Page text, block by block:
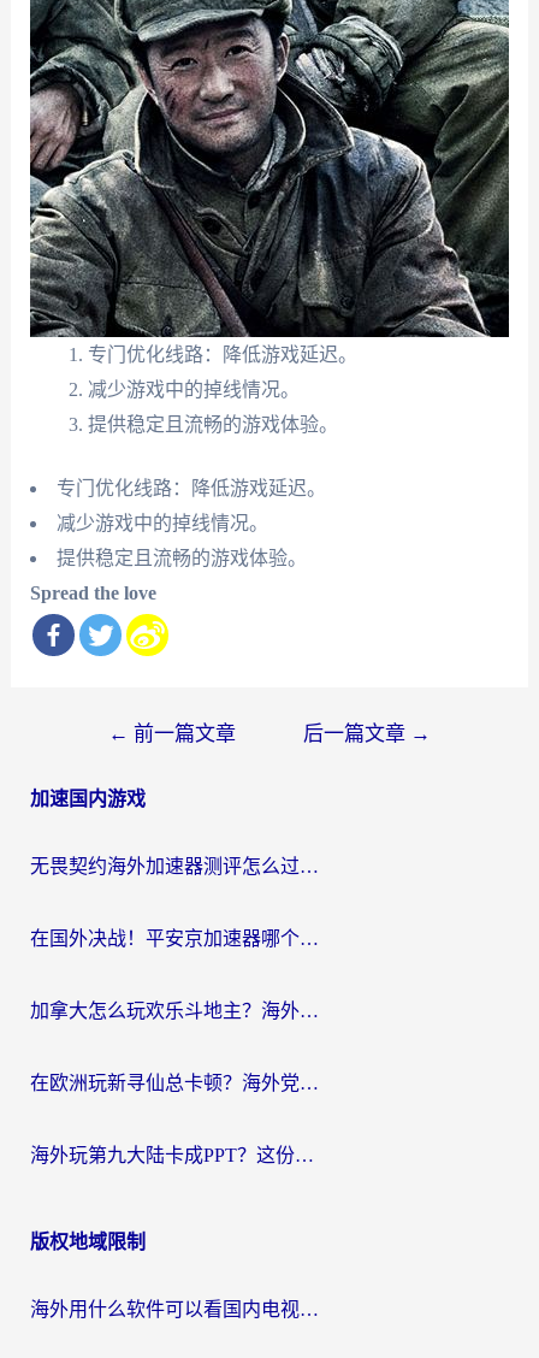
专门优化线路：降低游戏延迟。
减少游戏中的掉线情况。
提供稳定且流畅的游戏体验。
专门优化线路：降低游戏延迟。
减少游戏中的掉线情况。
提供稳定且流畅的游戏体验。
Spread the love
导
← 前一篇文章 后一篇文章 →
加速国内游戏
无畏契约海外加速器测评怎么过？海外玩家亲测实用指南（附小众技巧）
在国外决战！平安京加速器哪个好用一点？老玩家亲测番茄加速器全解析
加拿大怎么玩欢乐斗地主？海外党国服游戏加速终极指南（附绝地求生未来之役300英雄实测）
在欧洲玩新寻仙总卡顿？海外党必看的国服游戏加速全攻略
海外玩第九大陆卡成PPT？这份网络加速指南帮你丝滑上分
版权地域限制
海外用什么软件可以看国内电视？留学生亲测有效的追剧自由指南